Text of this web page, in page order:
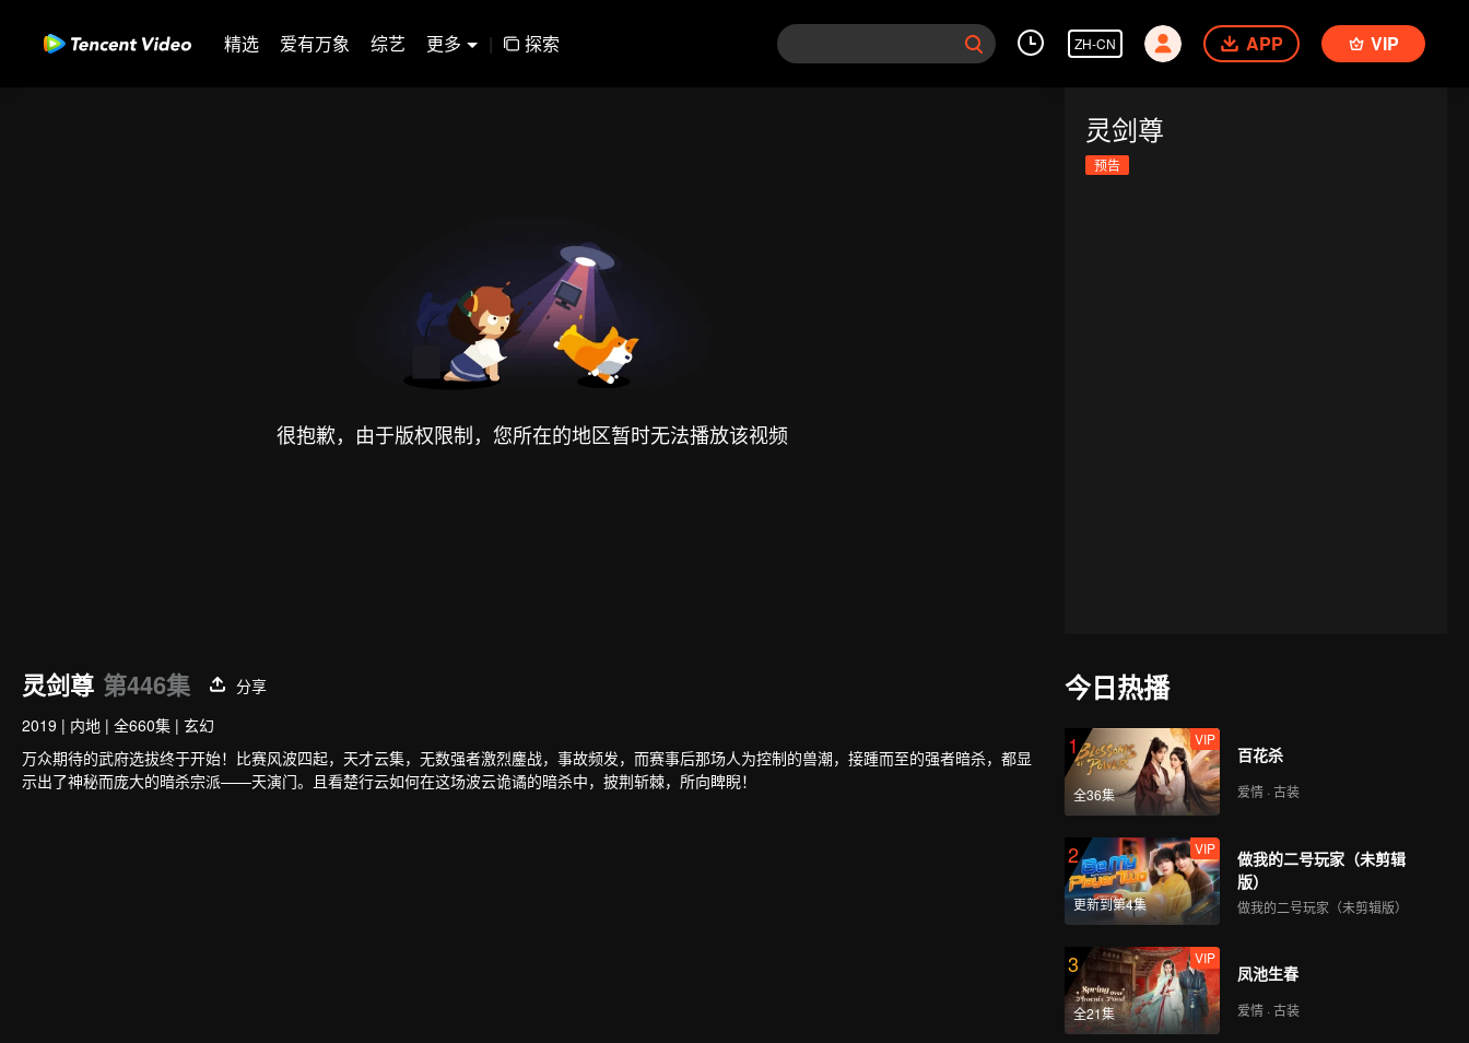
精选 爱有万象 综艺 更多 | 探索 ZH-CN APP VIP
很抱歉，由于版权限制，您所在的地区暂时无法播放该视频
灵剑尊
预告
灵剑尊 第446集
分享
2019 | 内地 | 全660集 | 玄幻
万众期待的武府选拔终于开始！比赛风波四起，天才云集，无数强者激烈鏖战，事故频发，而赛事后那场人为控制的兽潮，接踵而至的强者暗杀，都显
示出了神秘而庞大的暗杀宗派——天演门。且看楚行云如何在这场波云诡谲的暗杀中，披荆斩棘，所向睥睨！
今日热播
1
全36集
VIP
百花杀
爱情 · 古装
2
更新到第4集
VIP
做我的二号玩家（未剪辑
版）
做我的二号玩家（未剪辑版）
3
全21集
VIP
凤池生春
爱情 · 古装